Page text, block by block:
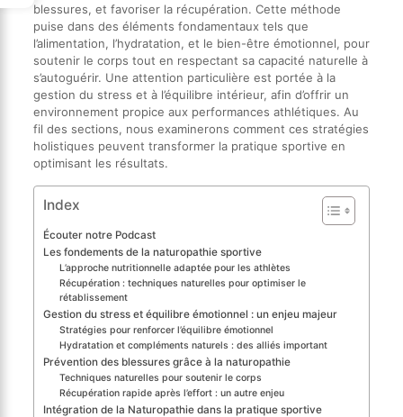
blessures, et favoriser la récupération. Cette méthode
puise dans des éléments fondamentaux tels que
l’alimentation, l’hydratation, et le bien-être émotionnel, pour
soutenir le corps tout en respectant sa capacité naturelle à
s’autoguérir. Une attention particulière est portée à la
gestion du stress et à l’équilibre intérieur, afin d’offrir un
environnement propice aux performances athlétiques. Au
fil des sections, nous examinerons comment ces stratégies
holistiques peuvent transformer la pratique sportive en
optimisant les résultats.
Index
Écouter notre Podcast
Les fondements de la naturopathie sportive
L’approche nutritionnelle adaptée pour les athlètes
Récupération : techniques naturelles pour optimiser le
rétablissement
Gestion du stress et équilibre émotionnel : un enjeu majeur
Stratégies pour renforcer l’équilibre émotionnel
Hydratation et compléments naturels : des alliés important
Prévention des blessures grâce à la naturopathie
Techniques naturelles pour soutenir le corps
Récupération rapide après l’effort : un autre enjeu
Intégration de la Naturopathie dans la pratique sportive